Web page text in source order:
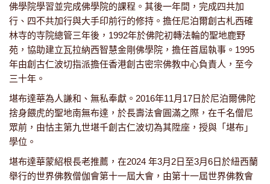
佛學院學習並完成佛學院的課程。其後一年間，完成四共加
行、四不共加行與大手印前行的修持。擔任尼泊爾創古札西確
林寺的寺院總管三年後，1992年於佛陀初轉法輪的聖地鹿野
苑，協助建立瓦拉納西智慧金剛佛學院，擔任首屆執事。1995
年由創古仁波切指派擔任香港創古密宗佛教中心負責人，至今
三十年。
堪布達華為人謙和、無私奉獻。2016年11月17日於尼泊爾佛陀
捨身餵虎的聖地南無布達，於長壽法會圓滿之際，在千名僧尼
眾前，由怙主第九世堪千創古仁波切為其陞座，授與「堪布」
學位。
堪布達華蒙紹根長老推薦，在2024 年3月2日至3月6日於紐西蘭
舉行的世界佛教僧伽會第十一屆大會，由第十一屆世界佛教會